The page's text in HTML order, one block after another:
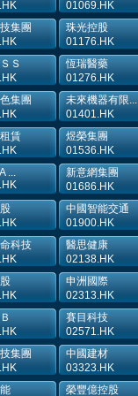
01069.HK
集團
珠光控股
01176.HK
Ｓ
恆瑞醫藥
01276.HK
集團
未來機器有限...
01401.HK
賃
煜榮集團
01536.HK
...
新意網集團
01686.HK
中國智能交通
01900.HK
科技
醫思健康
02138.HK
申洲國際
02313.HK
賽目科技
02571.HK
集團
中國建材
03323.HK
榮豐億控股